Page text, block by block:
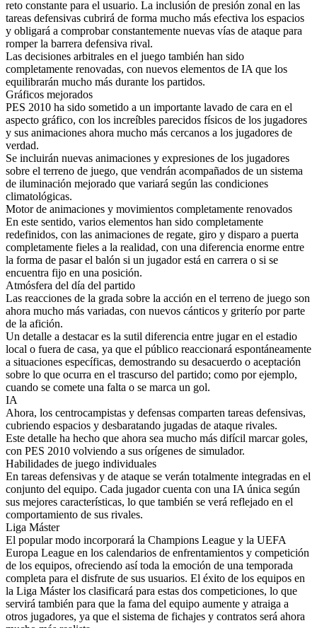
reto constante para el usuario. La inclusión de presión zonal en las
tareas defensivas cubrirá de forma mucho más efectiva los espacios
y obligará a comprobar constantemente nuevas vías de ataque para
romper la barrera defensiva rival.
Las decisiones arbitrales en el juego también han sido
completamente renovadas, con nuevos elementos de IA que los
equilibrarán mucho más durante los partidos.
Gráficos mejorados
PES 2010 ha sido sometido a un importante lavado de cara en el
aspecto gráfico, con los increíbles parecidos físicos de los jugadores
y sus animaciones ahora mucho más cercanos a los jugadores de
verdad.
Se incluirán nuevas animaciones y expresiones de los jugadores
sobre el terreno de juego, que vendrán acompañados de un sistema
de iluminación mejorado que variará según las condiciones
climatológicas.
Motor de animaciones y movimientos completamente renovados
En este sentido, varios elementos han sido completamente
redefinidos, con las animaciones de regate, giro y disparo a puerta
completamente fieles a la realidad, con una diferencia enorme entre
la forma de pasar el balón si un jugador está en carrera o si se
encuentra fijo en una posición.
Atmósfera del día del partido
Las reacciones de la grada sobre la acción en el terreno de juego son
ahora mucho más variadas, con nuevos cánticos y griterío por parte
de la afición.
Un detalle a destacar es la sutil diferencia entre jugar en el estadio
local o fuera de casa, ya que el público reaccionará espontáneamente
a situaciones específicas, demostrando su desacuerdo o aceptación
sobre lo que ocurra en el trascurso del partido; como por ejemplo,
cuando se comete una falta o se marca un gol.
IA
Ahora, los centrocampistas y defensas comparten tareas defensivas,
cubriendo espacios y desbaratando jugadas de ataque rivales.
Este detalle ha hecho que ahora sea mucho más difícil marcar goles,
con PES 2010 volviendo a sus orígenes de simulador.
Habilidades de juego individuales
En tareas defensivas y de ataque se verán totalmente integradas en el
conjunto del equipo. Cada jugador cuenta con una IA única según
sus mejores características, lo que también se verá reflejado en el
comportamiento de sus rivales.
Liga Máster
El popular modo incorporará la Champions League y la UEFA
Europa League en los calendarios de enfrentamientos y competición
de los equipos, ofreciendo así toda la emoción de una temporada
completa para el disfrute de sus usuarios. El éxito de los equipos en
la Liga Máster los clasificará para estas dos competiciones, lo que
servirá también para que la fama del equipo aumente y atraiga a
otros jugadores, ya que el sistema de fichajes y contratos será ahora